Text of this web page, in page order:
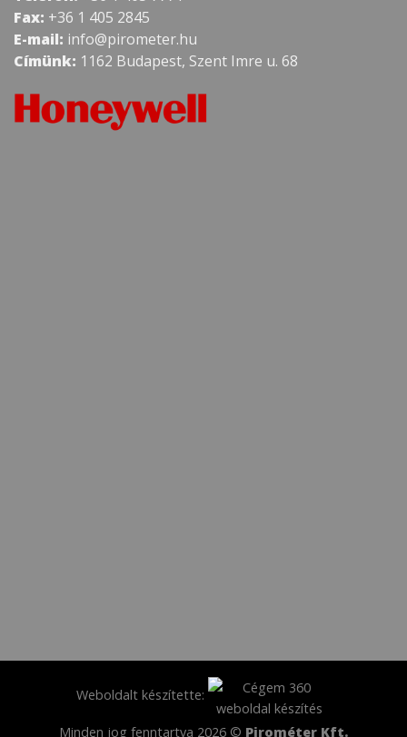
Fax: +36 1 405 2845
E-mail: info@pirometer.hu
Címünk: 1162 Budapest, Szent Imre u. 68
Weboldalt készítette:
Minden jog fenntartva 2026 © Pirométer Kft.